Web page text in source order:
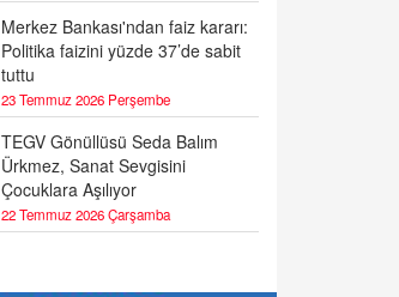
Merkez Bankası'ndan faiz kararı:
Politika faizini yüzde 37’de sabit
tuttu
23 Temmuz 2026 Perşembe
TEGV Gönüllüsü Seda Balım
Ürkmez, Sanat Sevgisini
Çocuklara Aşılıyor
22 Temmuz 2026 Çarşamba